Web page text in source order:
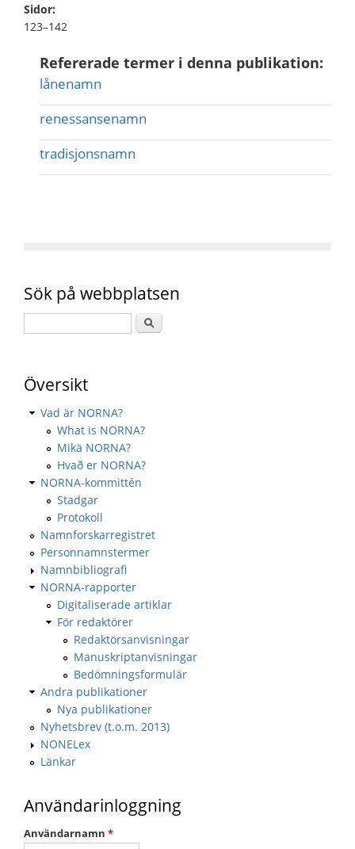
Sidor:
123–142
Refererade termer i denna publikation:
lånenamn
renessansenamn
tradisjonsnamn
Sök på webbplatsen
Översikt
Vad är NORNA?
What is NORNA?
Mikä NORNA?
Hvað er NORNA?
NORNA-kommittén
Stadgar
Protokoll
Namnforskarregistret
Personnamnstermer
Namnbibliografi
NORNA-rapporter
Digitaliserade artiklar
För redaktörer
Redaktörsanvisningar
Manuskriptanvisningar
Bedömningsformulär
Andra publikationer
Nya publikationer
Nyhetsbrev (t.o.m. 2013)
NONELex
Länkar
Användarinloggning
Användarnamn *